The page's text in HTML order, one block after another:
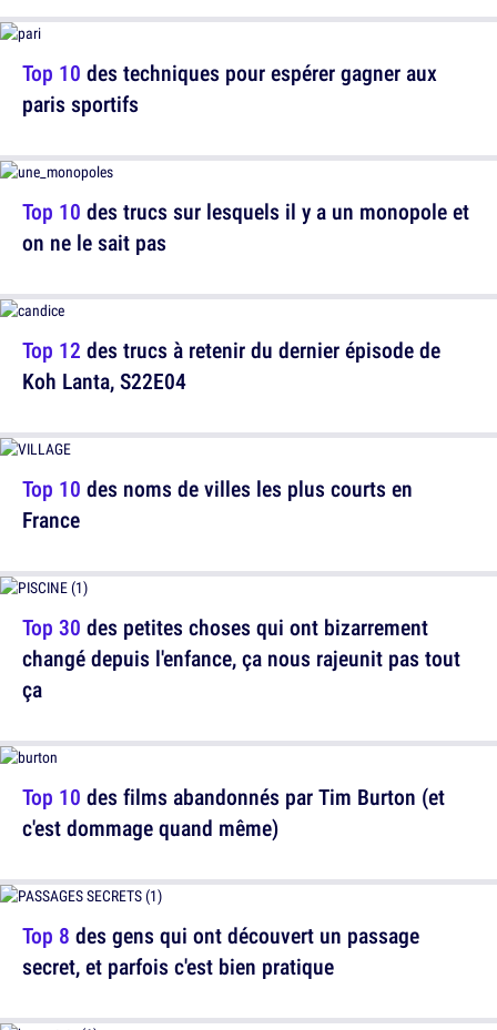
Top 10 des trucs sur lesquels il y a un monopole et
on ne le sait pas
Top 10 des noms de villes les plus courts en
France
Top 10 des films abandonnés par Tim Burton (et
c'est dommage quand même)
Top 10 des techniques pour espérer gagner aux
paris sportifs
Top 12 des trucs à retenir du dernier épisode de
Koh Lanta, S22E04
Top 30 des petites choses qui ont bizarrement
changé depuis l'enfance, ça nous rajeunit pas tout
ça
Top 8 des gens qui ont découvert un passage
secret, et parfois c'est bien pratique